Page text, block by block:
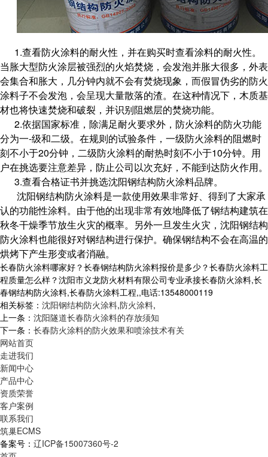
1.查看防火涂料的耐火性，并在购买时查看涂料的耐火性。
当胀大型防火涂层被强烈的火焰焚烧，会发泡并胀大很多，外表
会集合和胀大，几分钟内就不会有焚烧现象，而假冒伪劣的防火
涂料子不会发泡，会呈现大量散落的渣。在这种情况下，木质基
材也将快速焚烧和破裂，并识别阻燃层的焚烧功能。
2.依据国家标准，除满足耐火要求外，防火涂料的防火功能
分为一-级和二级。在规则的试验条件，一级防火涂料的阻燃时
刻不小于20分钟，二级防火涂料的耐热时刻不小于10分钟。用
户在挑选要注意差异，防止公司以次充好，不能到达防火作用。
3.查看合格证书并挑选沈阳钢结构防火涂料品牌。
沈阳钢结构防火涂料是一款使用效果非常好、得到了大家承
认的功能性涂料。由于他的出现非常有效地降低了钢结构建筑在
秋冬干燥季节放生火灾的概率。另外一旦发生火灾，沈阳钢结构
防火涂料也能很好对钢结构进行保护。确保钢结构不会在高温的
烘烤下产生形变或者消融。
长春防火涂料哪家好？长春钢结构防火涂料报价是多少？长春防火涂料工
程质量怎么样？沈阳市义龙防火材料有限公司专业承接长春防火涂料,长
春钢结构防火涂料,长春防火涂料工程,,电话:13548000119
相关标签： 沈阳钢结构防火涂料,防火涂料,
上一条： 沈阳隧道长春防火涂料的存放须知
下一条： 长春防火涂料的防火效果和喷涂技术有关
网站首页
走进我们
新闻中心
产品中心
资质荣誉
客户案例
联系我们
筑巢ECMS
备案号： 辽ICP备15007360号-2